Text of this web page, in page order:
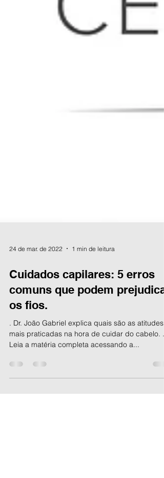
24 de mar. de 2022 1 min de leitura
Cuidados capilares: 5 erros
comuns que podem prejudicar
os fios.
. Dr. João Gabriel explica quais são as atitudes
Leia a matéria completa acessando a...